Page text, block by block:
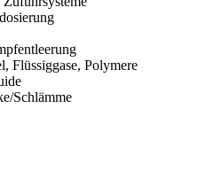
Flüssiggase, Polymere
Schlämme